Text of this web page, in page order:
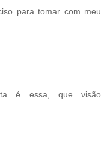
para tomar com meu
é essa, que visão